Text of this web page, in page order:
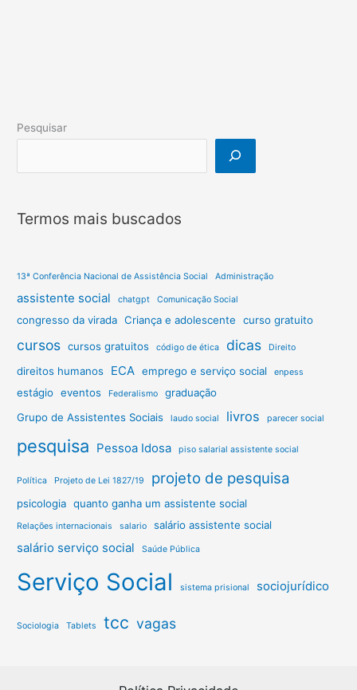
Pesquisar
Termos mais buscados
13ª Conferência Nacional de Assistência Social Administração
assistente social chatgpt Comunicação Social
congresso da virada Criança e adolescente curso gratuito
cursos cursos gratuitos código de ética dicas Direito
direitos humanos ECA emprego e serviço social enpess
estágio eventos Federalismo
graduação
Grupo de Assistentes Sociais
laudo social livros parecer social
pesquisa Pessoa Idosa piso salarial assistente social
Política Projeto de Lei 1827/19 projeto de pesquisa
psicologia quanto ganha um assistente social
Relações internacionais salario salário assistente social
salário serviço social Saúde Pública
Serviço Social sistema prisional sociojurídico
Sociologia Tablets tcc vagas